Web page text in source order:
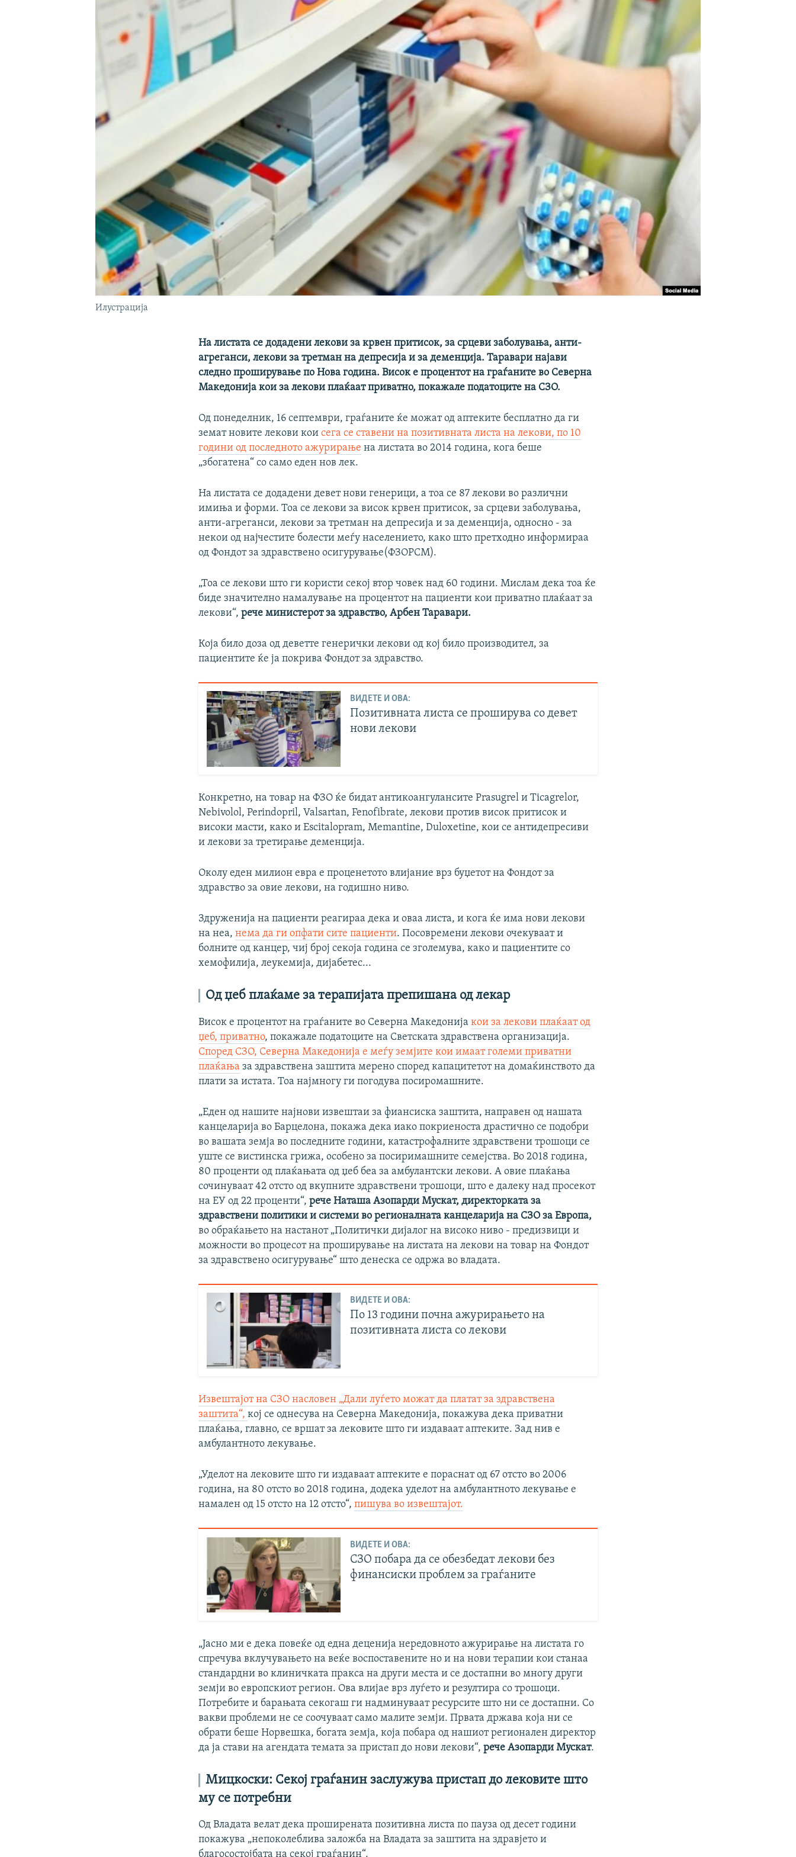
Илустрација
На листата се додадени лекови за крвен притисок, за срцеви заболувања, анти-
агреганси, лекови за третман на депресија и за деменција. Таравари најави
следно проширување по Нова година. Висок е процентот на граѓаните во Северна
Македонија кои за лекови плаќаат приватно, покажале податоците на СЗО.
Од понеделник, 16 септември, граѓаните ќе можат од аптеките бесплатно да ги
земат новите лекови коисега се ставени на позитивната листа на лекови, по 10
години од последното ажурирање на листата во 2014 година, кога беше
„збогатена“ со само еден нов лек.
На листата се додадени девет нови генерици, а тоа се 87 лекови во различни
имиња и форми. Тоа се лекови за висок крвен притисок, за срцеви заболувања,
анти-агреганси, лекови за третман на депресија и за деменција, односно - за
некои од најчестите болести меѓу населението, како што претходно информираа
од Фондот за здравствено осигурување(ФЗОРСМ).
„Тоа се лекови што ги користи секој втор човек над 60 години. Мислам дека тоа ќе
биде значително намалување на процентот на пациенти кои приватно плаќаат за
лекови“,рече министерот за здравство, Арбен Таравари.
Која било доза од деветте генерички лекови од кој било производител, за
пациентите ќе ја покрива Фондот за здравство.
ВИДЕТЕ И ОВА:
Позитивната листа се проширува со девет
нови лекови
Конкретно, на товар на ФЗО ќе бидат антикоангулансите Prasugrel и Ticagrelor,
Nebivolol, Perindopril, Valsartan, Fenofibrate, лекови против висок притисок и
високи масти, како и Escitalopram, Memantine, Duloxetine, кои се антидепресиви
и лекови за третирање деменција.
Околу еден милион евра е проценетото влијание врз буџетот на Фондот за
здравство за овие лекови, на годишно ниво.
Здруженија на пациенти реагираа дека и оваа листа, и кога ќе има нови лекови
на неа,нема да ги опфати сите пациенти. Посовремени лекови очекуваат и
болните од канцер, чиј број секоја година се зголемува, како и пациентите со
хемофилија, леукемија, дијабетес...
Од џеб плаќаме за терапијата препишана од лекар
Висок е процентот на граѓаните во Северна Македонијакои за лекови плаќаат од
џеб, приватно, покажале податоците на Светската здравствена организација.
Според СЗО, Северна Македонија е меѓу земјите кои имаат големи приватни
плаќања за здравствена заштита мерено според капацитетот на домаќинството да
плати за истата. Тоа најмногу ги погодува посиромашните.
„Еден од нашите најнови извештаи за фиансиска заштита, направен од нашата
канцеларија во Барцелона, покажа дека иако покриеноста драстично се подобри
во вашата земја во последните години, катастрофалните здравствени трошоци се
уште се вистинска грижа, особено за посиримашните семејства. Во 2018 година,
80 проценти од плаќањата од џеб беа за амбулантски лекови. А овие плаќања
сочинуваат 42 отсто од вкупните здравствени трошоци, што е далеку над просекот
на ЕУ од 22 проценти“,рече Наташа Азопарди Мускат, директорката за
здравствени политики и системи во регионалната канцеларија на СЗО за Европа,
во обраќањето на настанот „Политички дијалог на високо ниво - предизвици и
можности во процесот на проширување на листата на лекови на товар на Фондот
за здравствено осигурување“ што денеска се одржа во владата.
ВИДЕТЕ И ОВА:
По 13 години почна ажурирањето на
позитивната листа со лекови
Извештајот на СЗО насловен „Дали луѓето можат да платат за здравствена
заштита“,кој се однесува на Северна Македонија, покажува дека приватни
плаќања, главно, се вршат за лековите што ги издаваат аптеките. Зад нив е
амбулантното лекување.
„Уделот на лековите што ги издаваат аптеките е пораснат од 67 отсто во 2006
година, на 80 отсто во 2018 година, додека уделот на амбулантното лекување е
намален од 15 отсто на 12 отсто“,пишува во извештајот.
ВИДЕТЕ И ОВА:
СЗО побара да се обезбедат лекови без
финансиски проблем за граѓаните
„Јасно ми е дека повеќе од една деценија нередовното ажурирање на листата го
спречува вклучувањето на веќе воспоставените но и на нови терапии кои станаа
стандардни во клиничката пракса на други места и се достапни во многу други
земји во европскиот регион. Ова влијае врз луѓето и резултира со трошоци.
Потребите и барањата секогаш ги надминуваат ресурсите што ни се достапни. Со
вакви проблеми не се соочуваат само малите земји. Првата држава која ни се
обрати беше Норвешка, богата земја, која побара од нашиот регионален директор
да ја стави на агендата темата за пристап до нови лекови“,рече Азопарди Мускат.
Мицкоски: Секој граѓанин заслужува пристап до лековите што
му се потребни
Од Владата велат дека проширената позитивна листа по пауза од десет години
покажува „непоколеблива заложба на Владата за заштита на здравјето и
благосостојбата на секој граѓанин“.